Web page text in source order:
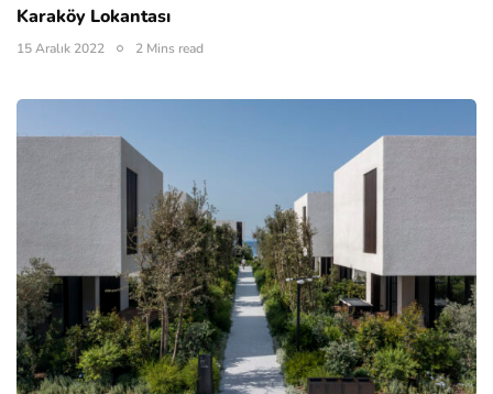
Karaköy Lokantası
15 Aralık 2022 2 Mins read